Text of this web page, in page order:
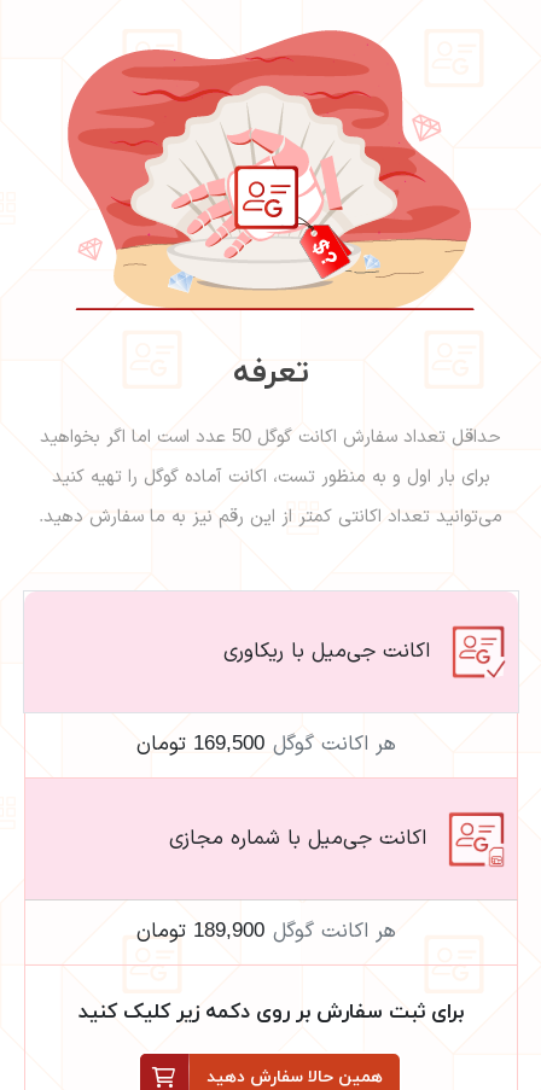
تعرفه
حداقل تعداد سفارش اکانت گوگل 50 عدد است اما اگر بخواهید
برای بار اول و به منظور تست، اکانت آماده گوگل را تهیه کنید
می‌توانید تعداد اکانتی کمتر از این رقم نیز به ما سفارش دهید.
اکانت جی‌میل با ریکاوری
هر اکانت گوگل 169,500 تومان
اکانت جی‌میل با شماره مجازی
هر اکانت گوگل 189,900 تومان
برای ثبت سفارش بر روی دکمه زیر کلیک کنید
همین حالا سفارش دهید